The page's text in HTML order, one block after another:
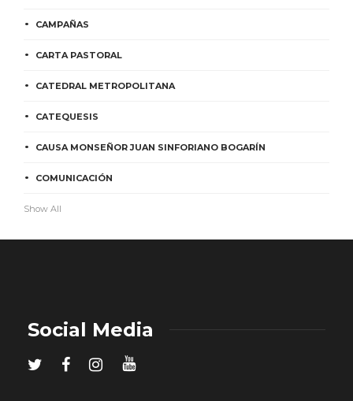
CAMPAÑAS
CARTA PASTORAL
CATEDRAL METROPOLITANA
CATEQUESIS
CAUSA MONSEÑOR JUAN SINFORIANO BOGARÍN
COMUNICACIÓN
Show All
Social Media